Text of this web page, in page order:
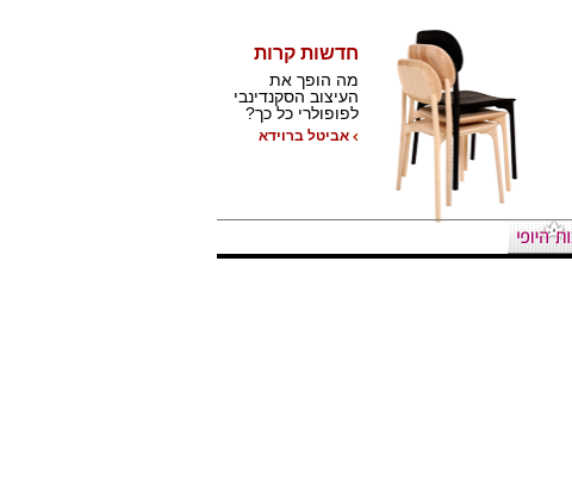
חדשות קרות
מה הופך את
העיצוב הסקנדינבי
לפופולרי כל כך?
אביטל ברוידא